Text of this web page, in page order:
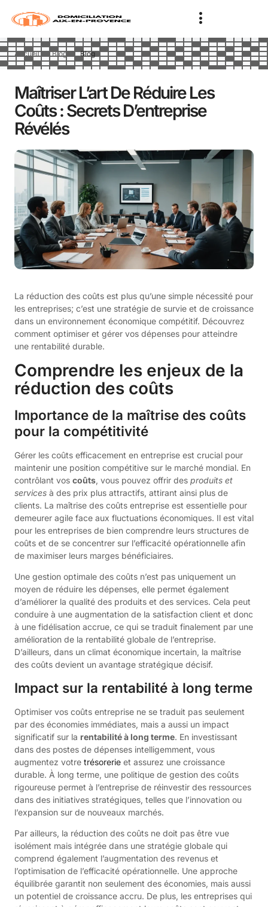
Accueil Blog Blog
Maîtriser L’art De Réduire Les
Coûts : Secrets D’entreprise
Révélés
La réduction des coûts est plus qu’une simple nécessité pour
les entreprises; c’est une stratégie de survie et de croissance
dans un environnement économique compétitif. Découvrez
comment optimiser et gérer vos dépenses pour atteindre
une rentabilité durable.
Comprendre les enjeux de la
réduction des coûts
Importance de la maîtrise des coûts
pour la compétitivité
Gérer les coûts efficacement en entreprise est crucial pour
maintenir une position compétitive sur le marché mondial. En
contrôlant vos coûts, vous pouvez offrir des produits et
services à des prix plus attractifs, attirant ainsi plus de
clients. La maîtrise des coûts entreprise est essentielle pour
demeurer agile face aux fluctuations économiques. Il est vital
pour les entreprises de bien comprendre leurs structures de
coûts et de se concentrer sur l’efficacité opérationnelle afin
de maximiser leurs marges bénéficiaires.
Une gestion optimale des coûts n’est pas uniquement un
moyen de réduire les dépenses, elle permet également
d’améliorer la qualité des produits et des services. Cela peut
conduire à une augmentation de la satisfaction client et donc
à une fidélisation accrue, ce qui se traduit finalement par une
amélioration de la rentabilité globale de l’entreprise.
D’ailleurs, dans un climat économique incertain, la maîtrise
des coûts devient un avantage stratégique décisif.
Impact sur la rentabilité à long terme
Optimiser vos coûts entreprise ne se traduit pas seulement
par des économies immédiates, mais a aussi un impact
significatif sur la rentabilité à long terme. En investissant
dans des postes de dépenses intelligemment, vous
augmentez votre trésorerie et assurez une croissance
durable. À long terme, une politique de gestion des coûts
rigoureuse permet à l’entreprise de réinvestir des ressources
dans des initiatives stratégiques, telles que l’innovation ou
l’expansion sur de nouveaux marchés.
Par ailleurs, la réduction des coûts ne doit pas être vue
isolément mais intégrée dans une stratégie globale qui
comprend également l’augmentation des revenus et
l’optimisation de l’efficacité opérationnelle. Une approche
équilibrée garantit non seulement des économies, mais aussi
un potentiel de croissance accru. De plus, les entreprises qui